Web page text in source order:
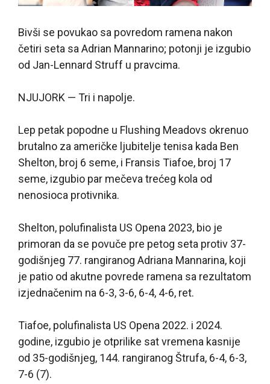
Bivši se povukao sa povredom ramena nakon
četiri seta sa Adrian Mannarino; potonji je izgubio
od Jan-Lennard Struff u pravcima.
NJUJORK — Tri i napolje.
Lep petak popodne u Flushing Meadovs okrenuo
brutalno za američke ljubitelje tenisa kada Ben
Shelton, broj 6 seme, i Fransis Tiafoe, broj 17
seme, izgubio par mečeva trećeg kola od
nenosioca protivnika.
Shelton, polufinalista US Opena 2023, bio je
primoran da se povuče pre petog seta protiv 37-
godišnjeg 77. rangiranog Adriana Mannarina, koji
je patio od akutne povrede ramena sa rezultatom
izjednačenim na 6-3, 3-6, 6-4, 4-6, ret.
Tiafoe, polufinalista US Opena 2022. i 2024.
godine, izgubio je otprilike sat vremena kasnije
od 35-godišnjeg, 144. rangiranog Štrufa, 6-4, 6-3,
7-6 (7).